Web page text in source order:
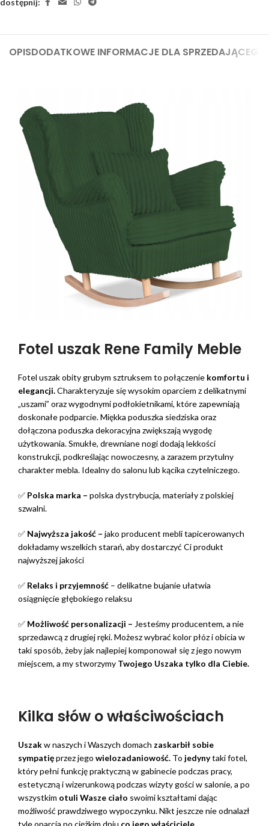
OPISDODATKOWE INFORMACJE DLA SPRZEDAJĄCEGO
Fotel uszak Rene Family Meble
Fotel uszak obity grubym sztruksem to połączenie komfortu i
elegancji.Charakteryzuje się wysokim oparciem z delikatnymi
„uszami” oraz wygodnymi podłokietnikami, które zapewniają
doskonałe podparcie. Miękka poduszka siedziska oraz
dołączona poduszka dekoracyjna zwiększają wygodę
użytkowania. Smukłe, drewniane nogi dodają lekkości
konstrukcji, podkreślając nowoczesny, a zarazem przytulny
charakter mebla. Idealny do salonu lub kącika czytelniczego.
✅ Polska marka – polska dystrybucja, materiały z polskiej
szwalni.
✅ Najwyższa jakość – jako producent mebli tapicerowanych
dokładamy wszelkich starań, aby dostarczyć Ci produkt
najwyższej jakości
✅ Relaks i przyjemność – delikatne bujanie ułatwia
osiągnięcie głębokiego relaksu
✅ Możliwość personalizacji – Jesteśmy producentem, a nie
sprzedawcą z drugiej ręki. Możesz wybrać kolor płóz i obicia w
taki sposób, żeby jak najlepiej komponował się z jego nowym
miejscem, a my stworzymy Twojego Uszaka tylko dla Ciebie.
Kilka słów o właściwościach
Uszakw naszych i Waszych domach zaskarbił sobie
sympatięprzez jego wielozadaniowość. To jedynytaki fotel,
który pełni funkcję praktyczną w gabinecie podczas pracy,
estetyczną i wizerunkową podczas wizyty gości w salonie, a po
wszystkim otuli Wasze ciało swoimi kształtami dając
możliwość prawdziwego wypoczynku. Nikt jeszcze nie odnalazł